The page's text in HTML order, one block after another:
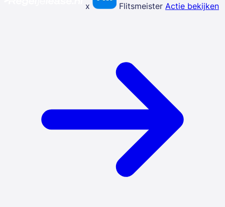
x Flitsmeister Actie bekijken